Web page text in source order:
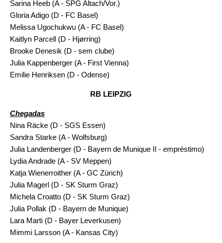
Sarina Heeb (A - SPG Altach/Vor.)
Gloria Adigo (D - FC Basel)
Melissa Ugochukwu (A - FC Basel)
Kaitlyn Parcell (D - Hjørring)
Brooke Denesik (D - sem clube)
Julia Kappenberger (A - First Vienna)
Emilie Henriksen (D - Odense)
RB LEIPZIG
Chegadas
Nina Räcke (D - SGS Essen)
Sandra Starke (A - Wolfsburg)
Julia Landenberger (D - Bayern de Munique II - empréstimo)
Lydia Andrade (A - SV Meppen)
Katja Wienerroither (A - GC Zürich)
Julia Magerl (D - SK Sturm Graz)
Michela Croatto (D - SK Sturm Graz)
Julia Pollak (D - Bayern de Munique)
Lara Marti (D - Bayer Leverkusen)
Mimmi Larsson (A - Kansas City)